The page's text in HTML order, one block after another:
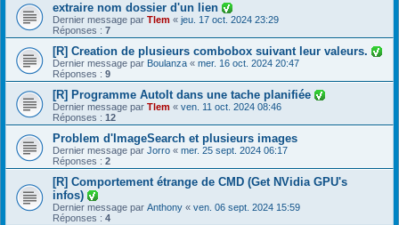
extraire nom dossier d'un lien
Dernier message par Tlem « jeu. 17 oct. 2024 23:29
Réponses : 7
[R] Creation de plusieurs combobox suivant leur valeurs.
Dernier message par Boulanza « mer. 16 oct. 2024 20:47
Réponses : 9
[R] Programme AutoIt dans une tache planifiée
Dernier message par Tlem « ven. 11 oct. 2024 08:46
Réponses : 12
Problem d'ImageSearch et plusieurs images
Dernier message par Jorro « mer. 25 sept. 2024 06:17
Réponses : 2
[R] Comportement étrange de CMD (Get NVidia GPU's
infos)
Dernier message par Anthony « ven. 06 sept. 2024 15:59
Réponses : 4